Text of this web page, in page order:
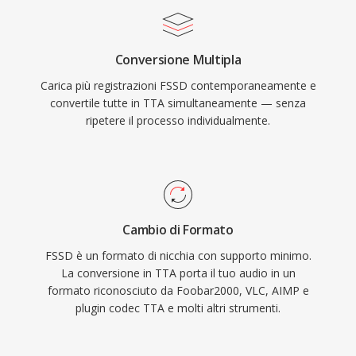
rende rilevante anche per gli archivisti digitali: la
conversione delle registrazioni FSSD in
contenuto audio originale senza perdita, poichè
ai campioni grezzi serve solo aggiungere
L&#039;implementazione di riferimento open-
incoraggiando l&#039;adozione dalla comunità
e le integrazioni di terze parti. Sebbene codec
più recenti come FLAC abbiano conquistato
una fetta maggiore del panorama audio
compressione trasparente.
Conversione Multipla
Carica più registrazioni FSSD contemporaneamente e
convertile tutte in TTA simultaneamente — senza
ripetere il processo individualmente.
Cambio di Formato
FSSD è un formato di nicchia con supporto minimo.
La conversione in TTA porta il tuo audio in un
formato riconosciuto da Foobar2000, VLC, AIMP e
plugin codec TTA e molti altri strumenti.